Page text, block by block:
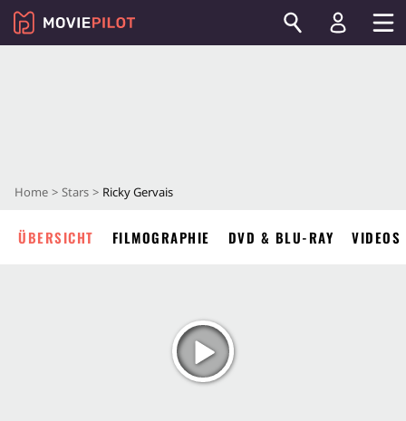
Home Stars Ricky Gervais
ÜBERSICHT FILMOGRAPHIE DVD & BLU-RAY VIDEOS